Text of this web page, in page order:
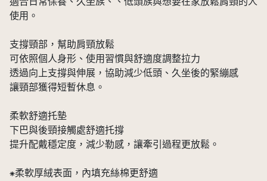
使用。
支撐頸部，幫助肩頸放鬆
可依照個人身形、使用習慣與舒適度調整拉力
透過向上支撐與伸展，協助減少低頭、久坐後的緊繃感
讓頸部獲得短暫休息。
柔軟舒適托墊
下巴與後頸接觸處舒適托撐
提升配戴穩定度，減少勒感，讓牽引過程更放鬆。
⁕柔軟厚絨表面，內填充絲棉更舒適